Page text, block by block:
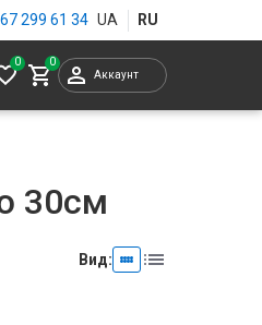
299 61 34
0
Аккаунт
30см
Вид: